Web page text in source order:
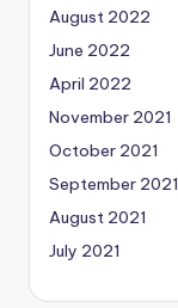
August 2022
June 2022
April 2022
November 2021
October 2021
September 2021
August 2021
July 2021